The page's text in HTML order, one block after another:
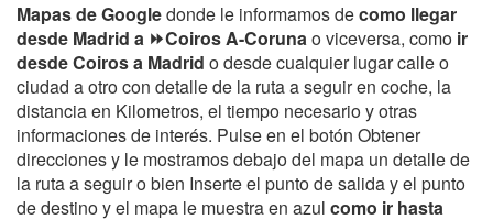
Mapas de Googledonde le informamos decomo llegar
desde Madrid a ⏩Coiros A-Corunao viceversa, como ir
desde Coiros a Madrid o desde cualquier lugar calle o
ciudad a otro con detalle de la ruta a seguir en coche, la
distancia en Kilometros, el tiempo necesario y otras
informaciones de interés. Pulse en el botón Obtener
direcciones y le mostramos debajo del mapa un detalle de
la ruta a seguir o bien Inserte el punto de salida y el punto
de destino y el mapa le muestra en azul como ir hasta